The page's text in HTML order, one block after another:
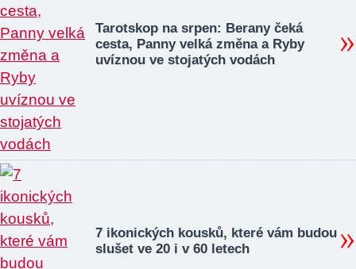
Tarotskop na srpen: Berany čeká
cesta, Panny velká změna a Ryby
uvíznou ve stojatých vodách
7 ikonických kousků, které vám budou
slušet ve 20 i v 60 letech